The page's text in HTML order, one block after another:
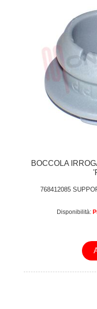
BOCCOLA
768412085
Disponibilità: